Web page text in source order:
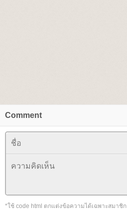
Comment
*ใช้ code html ตกแต่งข้อความได้เฉพาะสมาชิก